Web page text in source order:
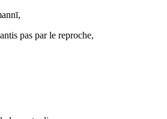
pas par le reproche,